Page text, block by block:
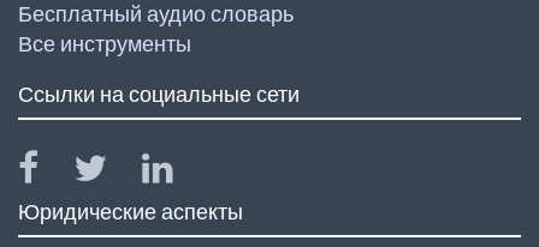
Бесплатный аудио словарь
Все инструменты
Ссылки на социальные сети
Юридические аспекты